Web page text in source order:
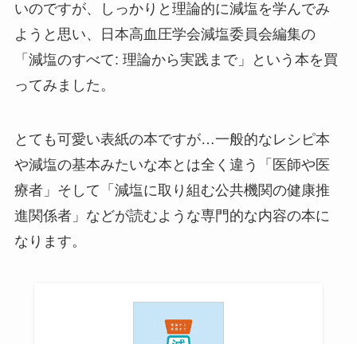
いのですが、しっかりと理論的に減塩を学んでみ
ようと思い、日本高血圧学会減塩委員会編集の
「減塩のすべて: 理論から実践まで」という本を買
ってみました。
とても可愛い表紙の本ですが…一般的なレシピ本
や減塩の基本みたいな本とは全く違う「医師や医
療者」そして「減塩に取り組む公共機関の健康推
進関係者」などが読むような専門的な内容の本に
なります。